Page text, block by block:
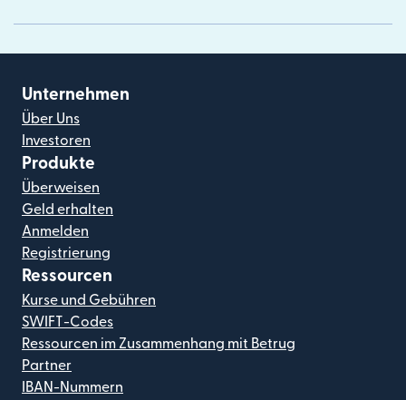
Unternehmen
Über Uns
Investoren
Produkte
Überweisen
Geld erhalten
Anmelden
Registrierung
Ressourcen
Kurse und Gebühren
SWIFT-Codes
Ressourcen im Zusammenhang mit Betrug
Partner
IBAN-Nummern